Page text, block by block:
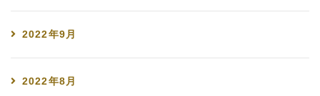
2022年9月
2022年8月